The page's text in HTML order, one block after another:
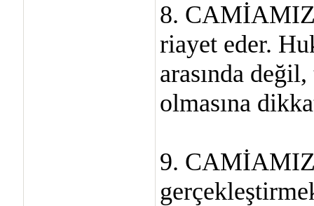
8.
riayet eder.
arasında
olmasına
9.